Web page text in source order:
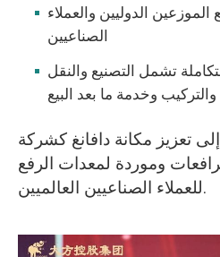
الدوليين والعملاء
الصناعيين
تشمل التصنيع والنقل
والتركيب وخدمة ما بعد البيع
تعزيز مكانة دافانغ كشركة
وموردة لمعدات الرفع
للعملاء الصناعيين العالميين.